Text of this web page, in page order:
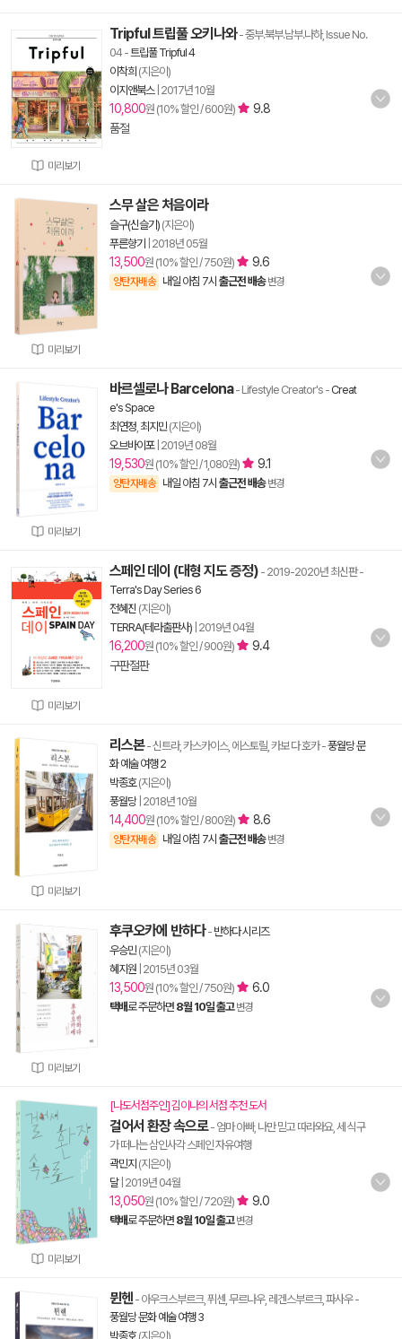
미리보기
Tripful 트립풀 오키나와- 중부.북부.남부.나하, Issue No.
04-트립풀 Tripful 4
이착희 (지은이)
이지앤북스| 2017년 10월
10,800원 (10% 할인 / 600원)
9.8
품절
미리보기
스무 살은 처음이라
슬구(신슬기) (지은이)
푸른향기
2018년 05월
13,500원 (10% 할인 / 750원) 9.6
양탄자배송 내일 아침 7시 출근전 배송 변경
미리보기
바르셀로나 Barcelona- Lifestyle Creator's -Creat
e's Space
최연정 최지민(지은이)
오브바이포| 2019년 08월
19,530원 (10% 할인 / 1,080원) 9.1
양탄자배송 내일 아침 7시 출근전 배송 변경
미리보기
스페인 데이 (대형 지도 증정) - 2019-2020년 최신판-
Terra's Day Series 6
전혜진 (지은이)
TERRA(테라출판사) 2019년 04월
16,200원 (10% 할인 / 900원)
9.4
구판절판
미리보기
리스본- 신트라, 카스카이스, 에스토릴, 카보 다 호카-풍월당 문
화 예술 여행 2
박종호(지은이)
풍월당| 2018년 10월
14,400원 (10% 할인 / 800원) 8.6
양탄자배송 내일 아침 7시 출근전 배송 변경
미리보기
후쿠오카에 반하다- 반하다 시리즈
우승민(지은이)
혜지원 2015년 03월
13,500원 (10% 할인 / 750원) 6.0
택배로 주문하면 8월 10일 출고 변경
미리보기
[나도서점주인] 김이나의 서점 추천 도서
걸어서 환장 속으로- 엄마 아빠, 나만 믿고 따라와요, 세 식구
가 떠나는 삼인사각 스페인 자유여행
곽민지 (지은이)
달| 2019년 04월
13,050원 (10% 할인 / 720원) 9.0
택배로 주문하면 8월 10일 출고 변경
뮌헨- 아우크스부르크, 퓌센, 무르나우, 레겐스부르크, 파사우-
풍월당 문화 예술 여행 3
박종호(지은이)